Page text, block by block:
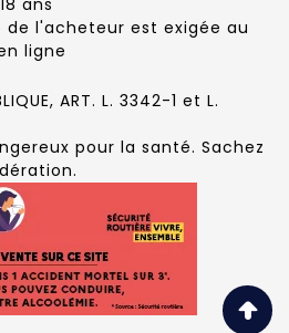
de l'acheteur est exigée au
ligne
ART. L. 3342-1 et L.
pour la santé. Sachez